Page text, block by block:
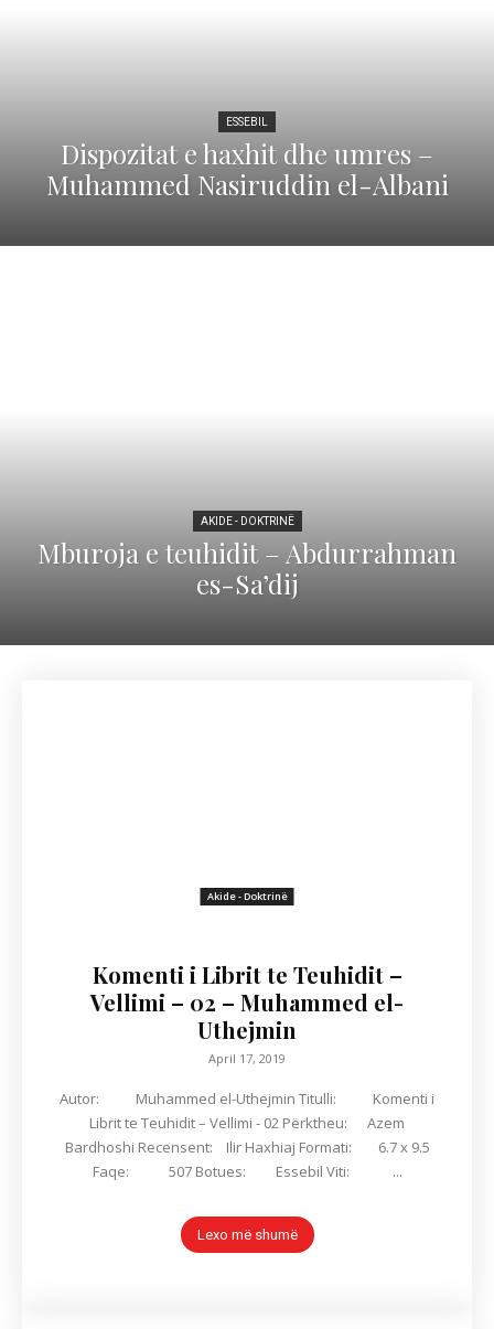
ESSEBIL
Dispozitat e haxhit dhe umres –
Muhammed Nasiruddin el-Albani
AKIDE - DOKTRINË
Mburoja e teuhidit – Abdurrahman
es-Sa’dij
Akide - Doktrinë
Komenti i Librit te Teuhidit –
Vellimi – 02 – Muhammed el-
Uthejmin
April 17, 2019
Autor: Muhammed el-Uthejmin Titulli: Komenti i
Librit te Teuhidit – Vellimi - 02 Përktheu: Azem
Bardhoshi Recensent: Ilir Haxhiaj Formati: 6.7 x 9.5
Faqe: 507 Botues: Essebil Viti: ...
Lexo më shumë